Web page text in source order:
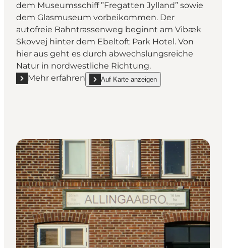
dem Museumsschiff ”Fregatten Jylland” sowie
dem Glasmuseum vorbeikommen. Der
autofreie Bahntrassenweg beginnt am Vibæk
Skovvej hinter dem Ebeltoft Park Hotel. Von
hier aus geht es durch abwechslungsreiche
Natur in nordwestliche Richtung.
Mehr erfahren
Mehr erfahren "Bahntrassenweg Gravlestien
Auf Karte anzeigen
show Bahntrassenweg Gravlestien Ebeltoft –